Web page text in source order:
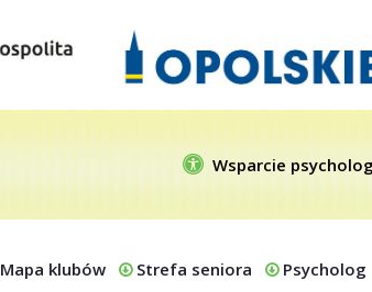
Wsparcie
Mapa klubów Strefa seniora Psycholog